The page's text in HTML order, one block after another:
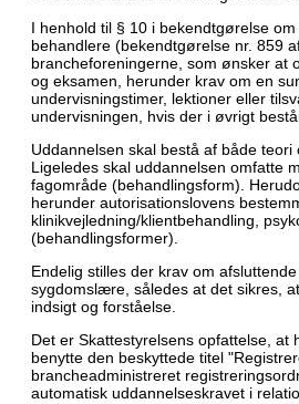
I henhold til § 10 i bekendtgørelse
behandlere (bekendtgørelse nr. 859
brancheforeningerne, som ønsker at
og eksamen, herunder krav om en
undervisningstimer, lektioner eller
undervisningen, hvis der i øvrigt
Uddannelsen skal bestå af både
Ligeledes skal uddannelsen omfatte
fagområde (behandlingsform).
herunder autorisationslovens
klinikvejledning/klientbehandling,
(behandlingsformer).
Endelig stilles der krav om
sygdomslære, således at det sikres,
indsigt og forståelse.
Det er Skattestyrelsens opfattelse,
benytte den beskyttede titel
brancheadministreret
automatisk uddannelseskravet i